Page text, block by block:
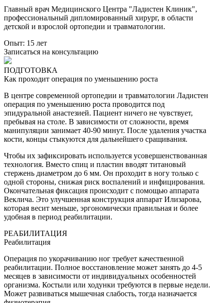
Главный врач Медицинского Центра "Ладистен Клиник",
профессиональный дипломированный хирург, в области
детской и взрослой ортопедии и травматологии.
Опыт: 15 лет
Записаться на консультацию
ПОДГОТОВКА
Как проходит операция по уменьшению роста
В центре современной ортопедии и травматологии Ладистен
операция по уменьшению роста проводится под
эпидуральной анастезией. Пациент ничего не чувствует,
пребывая на столе. В зависимости от сложности, время
манипуляции занимает 40-90 минут. После удаления участка
кости, концы стыкуются для дальнейшего сращивания.
Чтобы их зафиксировать используется усовершенствованная
технология. Вместо спиц и пластин вводят титановый
стержень диаметром до 6 мм. Он проходит в ногу только с
одной стороны, снижая риск воспалений и инфицирования.
Окончательная фиксация происходит с помощью аппарата
Веклича. Это улучшенная конструкция аппарат Илизарова,
которая весит меньше, эргономически правильная и более
удобная в период реабилитации.
РЕАБИЛИТАЦИЯ
Реабилитация
Операция по укорачиванию ног требует качественной
реабилитации. Полное восстановление может занять до 4-5
месяцев в зависимости от индивидуальных особенностей
организма. Костыли или ходунки требуются в первые недели.
Может развиваться мышечная слабость, тогда назначается